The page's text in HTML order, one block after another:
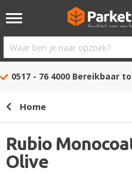
Waar
ben
opzoek?
0517 - 76 4000 Bereikbaar
Home
Rubio
Olive